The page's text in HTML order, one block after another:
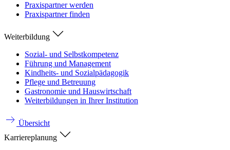
Praxispartner werden
Praxispartner finden
Weiterbildung
Sozial- und Selbstkompetenz
Führung und Management
Kindheits- und Sozialpädagogik
Pflege und Betreuung
Gastronomie und Hauswirtschaft
Weiterbildungen in Ihrer Institution
Übersicht
Karriereplanung